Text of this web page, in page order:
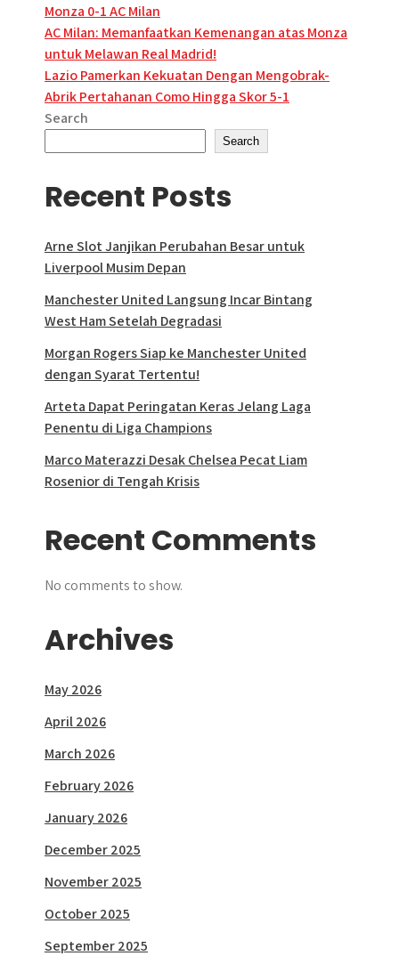
Monza 0-1 AC Milan
Post
navigation
AC Milan: Memanfaatkan Kemenangan atas Monza
untuk Melawan Real Madrid!
Lazio Pamerkan Kekuatan Dengan Mengobrak-
Abrik Pertahanan Como Hingga Skor 5-1
Search
Search
Recent Posts
Arne Slot Janjikan Perubahan Besar untuk
Liverpool Musim Depan
Manchester United Langsung Incar Bintang
West Ham Setelah Degradasi
Morgan Rogers Siap ke Manchester United
dengan Syarat Tertentu!
Arteta Dapat Peringatan Keras Jelang Laga
Penentu di Liga Champions
Marco Materazzi Desak Chelsea Pecat Liam
Rosenior di Tengah Krisis
Recent Comments
No comments to show.
Archives
May 2026
April 2026
March 2026
February 2026
January 2026
December 2025
November 2025
October 2025
September 2025